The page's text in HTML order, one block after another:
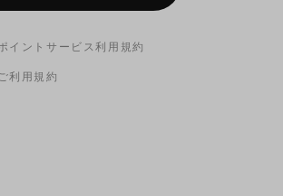
イントサービス利用規約
利用規約